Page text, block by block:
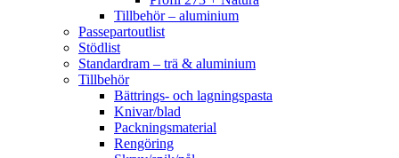
Tillbehör – aluminium
Passepartoutlist
Stödlist
Standardram – trä & aluminium
Tillbehör
Bättrings- och lagningspasta
Knivar/blad
Packningsmaterial
Rengöring